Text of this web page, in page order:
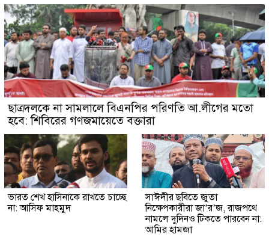
ছাত্রদলকে না সামলালে বিএনপির পরিণতি আ.লীগের মতো
হবে: শিবিরের গণজমায়েতে বক্তারা
ভারত শেখ হাসিনাকে রাখতে চাচ্ছে
না: আসিফ মাহমুদ
সাঈদীর ছবিতে জুতা
নিক্ষেপকারীরা জা’র’জ, রাজপথে
নামলে দুদিনও টিকতে পারবেন না:
আমির হামজা